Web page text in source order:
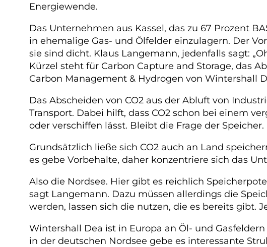
Energiewende.
Das Unternehmen aus Kassel, das zu 67 Prozent
in ehemalige Gas- und Ölfelder einzulagern. Der
sie sind dicht. Klaus Langemann, jedenfalls sagt:
Kürzel steht für Carbon Capture and Storage, das
Carbon Management & Hydrogen von Wintershall
Das Abscheiden von CO2 aus der Abluft von
Transport. Dabei hilft, dass CO2 schon bei einem
oder verschiffen lässt. Bleibt die Frage der Speicher.
Grundsätzlich ließe sich CO2 auch an Land
es gebe Vorbehalte, daher konzentriere sich das
Also die Nordsee. Hier gibt es reichlich
sagt Langemann. Dazu müssen allerdings die
werden, lassen sich die nutzen, die es bereits gibt.
Wintershall Dea ist in Europa an Öl- und
in der deutschen Nordsee gebe es interessante